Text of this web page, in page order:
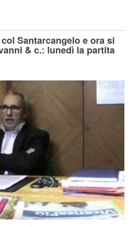
Santarcangelo e ora si
& c.: lunedì la partita